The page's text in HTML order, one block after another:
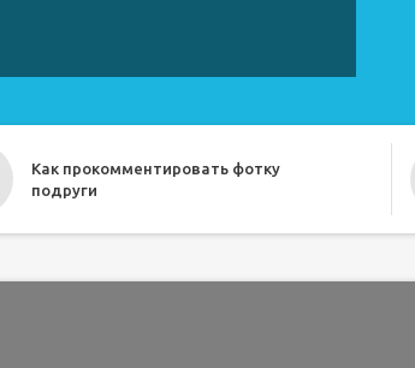
Как прокомментировать фотку
подруги